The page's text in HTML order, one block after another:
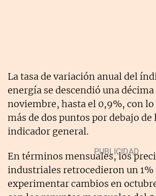
La tasa de variación anual del
energía se descendió una décima
noviembre, hasta el 0,9%, con lo
más de dos puntos por debajo de
indicador general.
En términos mensuales, los
industriales retrocedieron un 1%
experimentar cambios en